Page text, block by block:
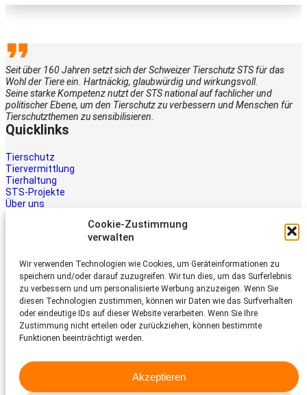
Cookie-Zustimmung
verwalten
Wir verwenden Technologien wie Cookies, um Geräteinformationen zu
speichern und/oder darauf zuzugreifen. Wir tun dies, um das Surferlebnis
zu verbessern und um personalisierte Werbung anzuzeigen. Wenn Sie
diesen Technologien zustimmen, können wir Daten wie das Surfverhalten
oder eindeutige IDs auf dieser Website verarbeiten. Wenn Sie Ihre
Zustimmung nicht erteilen oder zurückziehen, können bestimmte
Funktionen beeinträchtigt werden.
Akzeptieren
Seit über 160 Jahren setzt sich der Schweizer Tierschutz STS für das
Wohl der Tiere ein. Hartnäckig, glaubwürdig und wirkungsvoll.
Seine starke Kompetenz nutzt der STS national auf fachlicher und
politischer Ebene, um den Tierschutz zu verbessern und Menschen für
Tierschutzthemen zu sensibilisieren.
Quicklinks
Tierschutz
Tiervermittlung
Tierhaltung
STS-Projekte
Über uns
Tiere brauchen Hilfe – auch Ihre.
Unterstützen Sie die Arbeit des
Schweizer Tierschutz STS.
Jetzt spenden
Schweizer Tierschutz STS
CH-4053 Basel